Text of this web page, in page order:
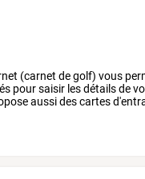
(carnet degolf) vous
poursaisir lesdétailsde
aussidescartes